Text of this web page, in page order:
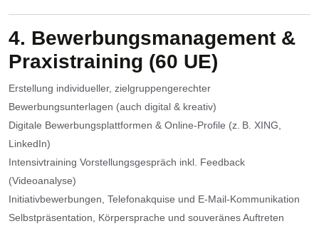
4. Bewerbungsmanagement &
Praxistraining (60 UE)
Erstellung individueller, zielgruppengerechter
Bewerbungsunterlagen (auch digital & kreativ)
Digitale Bewerbungsplattformen & Online-Profile (z. B. XING,
LinkedIn)
Intensivtraining Vorstellungsgespräch inkl. Feedback
(Videoanalyse)
Initiativbewerbungen, Telefonakquise und E-Mail-Kommunikation
Selbstpräsentation, Körpersprache und souveränes Auftreten